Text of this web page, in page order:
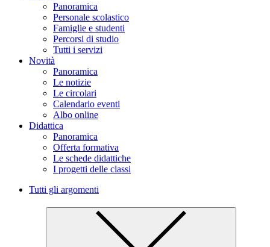
Panoramica
Personale scolastico
Famiglie e studenti
Percorsi di studio
Tutti i servizi
Novità
Panoramica
Le notizie
Le circolari
Calendario eventi
Albo online
Didattica
Panoramica
Offerta formativa
Le schede didattiche
I progetti delle classi
Tutti gli argomenti